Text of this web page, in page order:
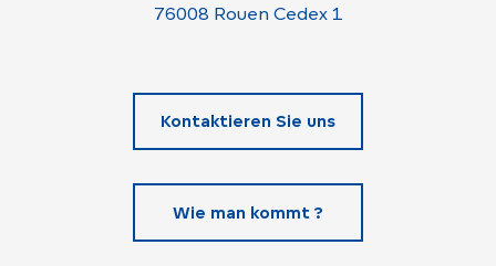
76008 Rouen Cedex 1
Kontaktieren Sie uns
Wie man kommt ?